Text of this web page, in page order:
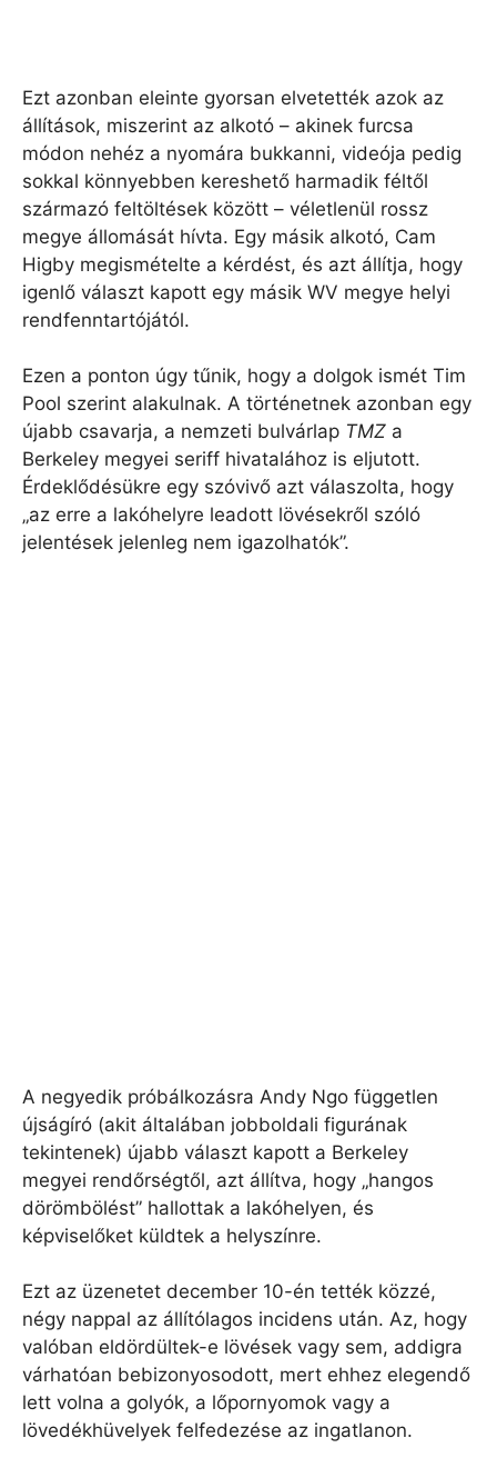
Ezt azonban eleinte gyorsan elvetették azok az
állítások, miszerint az alkotó – akinek furcsa
módon nehéz a nyomára bukkanni, videója pedig
sokkal könnyebben kereshető harmadik féltől
származó feltöltések között – véletlenül rossz
megye állomását hívta. Egy másik alkotó, Cam
Higby megismételte a kérdést, és azt állítja, hogy
igenlő választ kapott egy másik WV megye helyi
rendfenntartójától.
Ezen a ponton úgy tűnik, hogy a dolgok ismét Tim
Pool szerint alakulnak. A történetnek azonban egy
újabb csavarja, a nemzeti bulvárlap TMZ a
Berkeley megyei seriff hivatalához is eljutott.
Érdeklődésükre egy szóvivő azt válaszolta, hogy
„az erre a lakóhelyre leadott lövésekről szóló
jelentések jelenleg nem igazolhatók”.
A negyedik próbálkozásra Andy Ngo független
újságíró (akit általában jobboldali figurának
tekintenek) újabb választ kapott a Berkeley
megyei rendőrségtől, azt állítva, hogy „hangos
dörömbölést” hallottak a lakóhelyen, és
képviselőket küldtek a helyszínre.
Ezt az üzenetet december 10-én tették közzé,
négy nappal az állítólagos incidens után. Az, hogy
valóban eldördültek-e lövések vagy sem, addigra
várhatóan bebizonyosodott, mert ehhez elegendő
lett volna a golyók, a lőpornyomok vagy a
lövedékhüvelyek felfedezése az ingatlanon.